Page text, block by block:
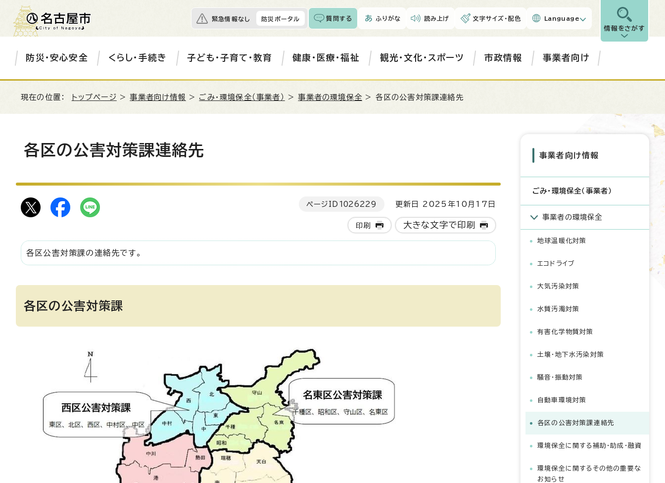
緊急情報なし 防災ポータル 質問する ふりがな 読み上げ 文字サイズ・配色 Language
情報をさがす
防災・安心安全 くらし・手続き 子ども・子育て・教育 健康・医療・福祉 観光・文化・スポーツ 市政情報 事業者向け
現在の位置： トップページ >事業者向け情報 > ごみ・環境保全（事業者） >事業者の環境保全 > 各区の公害対策課連絡先
各区の公害対策課連絡先
ページID 1026229 更新日 2025年10月17日
印刷 大きな文字で印刷
各区公害対策課の連絡先です。
各区の公害対策課
事業者向け情報
ごみ・環境保全（事業者）
事業者の環境保全
地球温暖化対策
エコドライブ
大気汚染対策
水質汚濁対策
有害化学物質対策
土壌・地下水汚染対策
騒音・振動対策
自動車環境対策
各区の公害対策課連絡先
環境保全に関する補助・助成・融資
環境保全に関するその他の重要な
お知らせ